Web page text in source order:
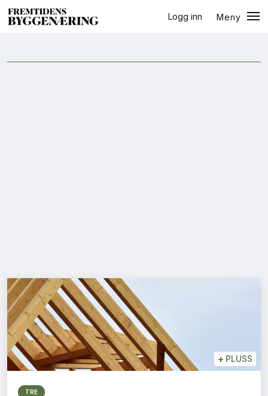
Logg inn
Meny
Bærekraft
Digitalisering
Eiendom
halvår
+ PLUSS
TRE